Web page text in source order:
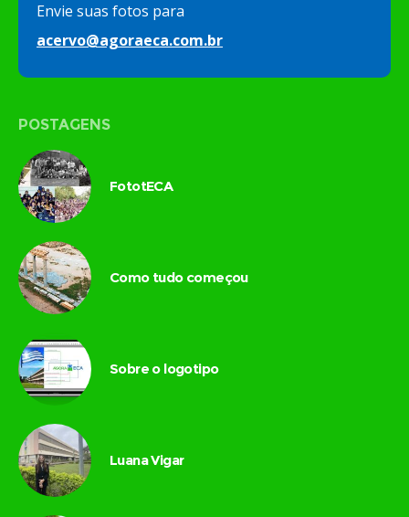
Envie suas fotos para
acervo@agoraeca.com.br
POSTAGENS
FototECA
Como tudo começou
Sobre o logotipo
Luana Vigar